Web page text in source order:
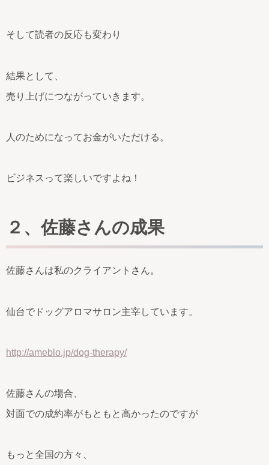
そして読者の反応も変わり
結果として、
売り上げにつながっていきます。
人のためになってお金がいただける。
ビジネスって楽しいですよね！
２、佐藤さんの成果
佐藤さんは私のクライアントさん。
仙台でドッグアロマサロン主宰しています。
http://ameblo.jp/dog-therapy/
佐藤さんの場合、
対面での成約率がもともと高かったのですが
もっと全国の方々、